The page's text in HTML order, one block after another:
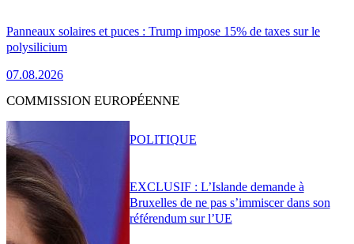
Panneaux solaires et puces : Trump impose 15% de taxes sur le
polysilicium
07.08.2026
COMMISSION EUROPÉENNE
EXCLUSIF : L’Islande demande à
Bruxelles de ne pas s’immiscer dans son
référendum sur l’UE
POLITIQUE